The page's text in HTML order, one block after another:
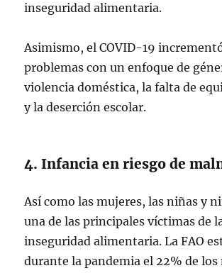
inseguridad alimentaria.
Asimismo, el COVID-19
problemas con un enfoque de
violencia doméstica, la falta de
y la deserción escolar.
4. Infancia en riesgo de
Así como las mujeres, las niñas y
una de las principales víctimas de
inseguridad alimentaria. La FAO
durante la pandemia el 22% de los